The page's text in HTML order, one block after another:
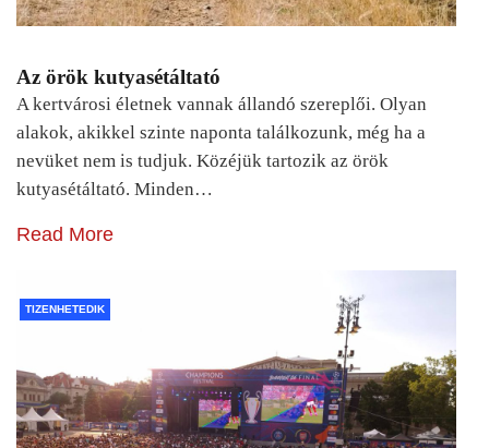
Az örök kutyasétáltató
A kertvárosi életnek vannak állandó szereplői. Olyan
alakok, akikkel szinte naponta találkozunk, még ha a
nevüket nem is tudjuk. Közéjük tartozik az örök
kutyasétáltató. Minden…
Read More
TIZENHETEDIK